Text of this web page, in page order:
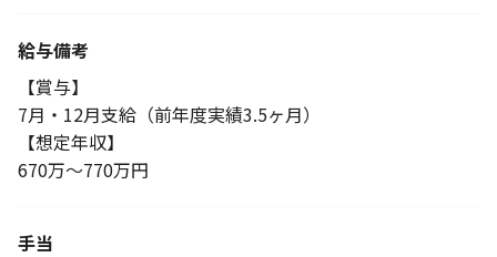
給与備考
【賞与】
7月・12月支給（前年度実績3.5ヶ月）
【想定年収】
670万～770万円
手当